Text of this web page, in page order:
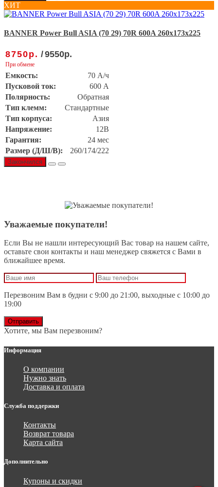
ХИТ
BANNER Power Bull ASIA (70 29) 70R 600A 260х173х225
8750р. /
При обмене
9550р.
Емкость:
70 А/ч
Пусковой ток:
600 А
Полярность:
Обратная
Тип клемм:
Стандартные
Тип корпуса:
Азия
Напряжение:
12В
Гарантия:
24 мес
Размер (Д/Ш/В):
260/174/222
Закончился
Уважаемые покупатели!
Если Вы не нашли интересующий Вас товар на нашем сайте,
оставьте свои контакты и наш менеджер свяжется с Вами в
ближайшее время.
Перезвоним Вам в будни с 9:00 до 21:00, выходные с 10:00 до
19:00
Отправить
Хотите, мы Вам перезвоним?
Информация
О компании
Нужно знать
Доставка и оплата
Служба поддержки
Контакты
Возврат товара
Карта сайта
Дополнительно
Купоны и скидки